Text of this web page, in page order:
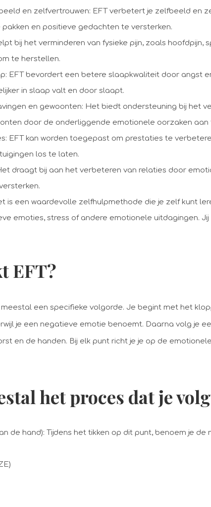
en zelfvertrouwen: EFT verbetert je zelfbeeld en
en positieve gedachten te versterken.
bij het verminderen van fysieke pijn, zoals hoofdpijn,
te herstellen.
EFT bevordert een betere slaapkwaliteit door angst
in slaap valt en door slaapt.
en gewoonten: Het biedt ondersteuning bij het
door de onderliggende emotionele oorzaken aan
EFT kan worden toegepast om prestaties te
los te laten.
draagt bij aan het verbeteren van relaties door
is een waardevolle zelfhulpmethode die je zelf kunt
emoties, stress of andere emotionele uitdagingen.
EFT?
een specifieke volgorde. Je begint met het
je een negatieve emotie benoemt. Daarna volg je
en de handen. Bij elk punt richt je je op de
het proces dat je
de hand): Tijdens het tikken op dit punt, benoem je de